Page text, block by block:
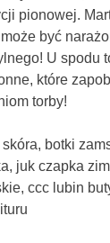
pionowej.
być
U spodu
które
torby!
botki
juk czapka
ccc lubin